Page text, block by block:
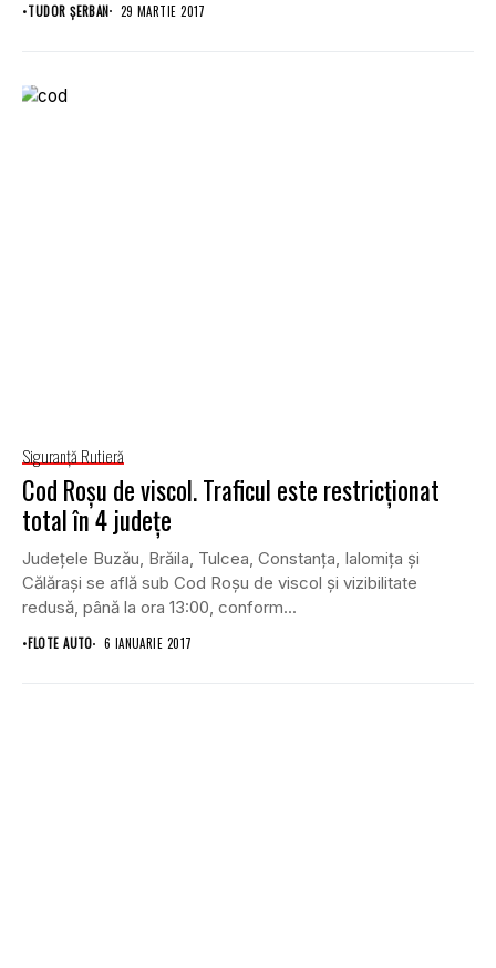
•TUDOR ȘERBAN 29 MARTIE 2017
Siguranţă Rutieră
Cod Roşu de viscol. Traficul este restricţionat
total în 4 judeţe
Judeţele Buzău, Brăila, Tulcea, Constanţa, Ialomiţa şi
Călăraşi se află sub Cod Roşu de viscol şi vizibilitate
redusă, până la ora 13:00, conform...
•FLOTE AUTO 6 IANUARIE 2017